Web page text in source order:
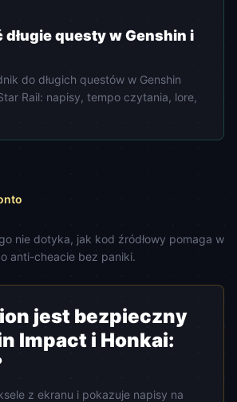
questy w Genshin i
do długich questów w Genshin
Rail: napisy, tempo czytania, lore,
nie dotyka, jak kod źródłowy pomaga w
anti-cheacie bez paniki.
jest bezpieczny
Impact i Honkai:
z ekranu i pokazuje napisy na